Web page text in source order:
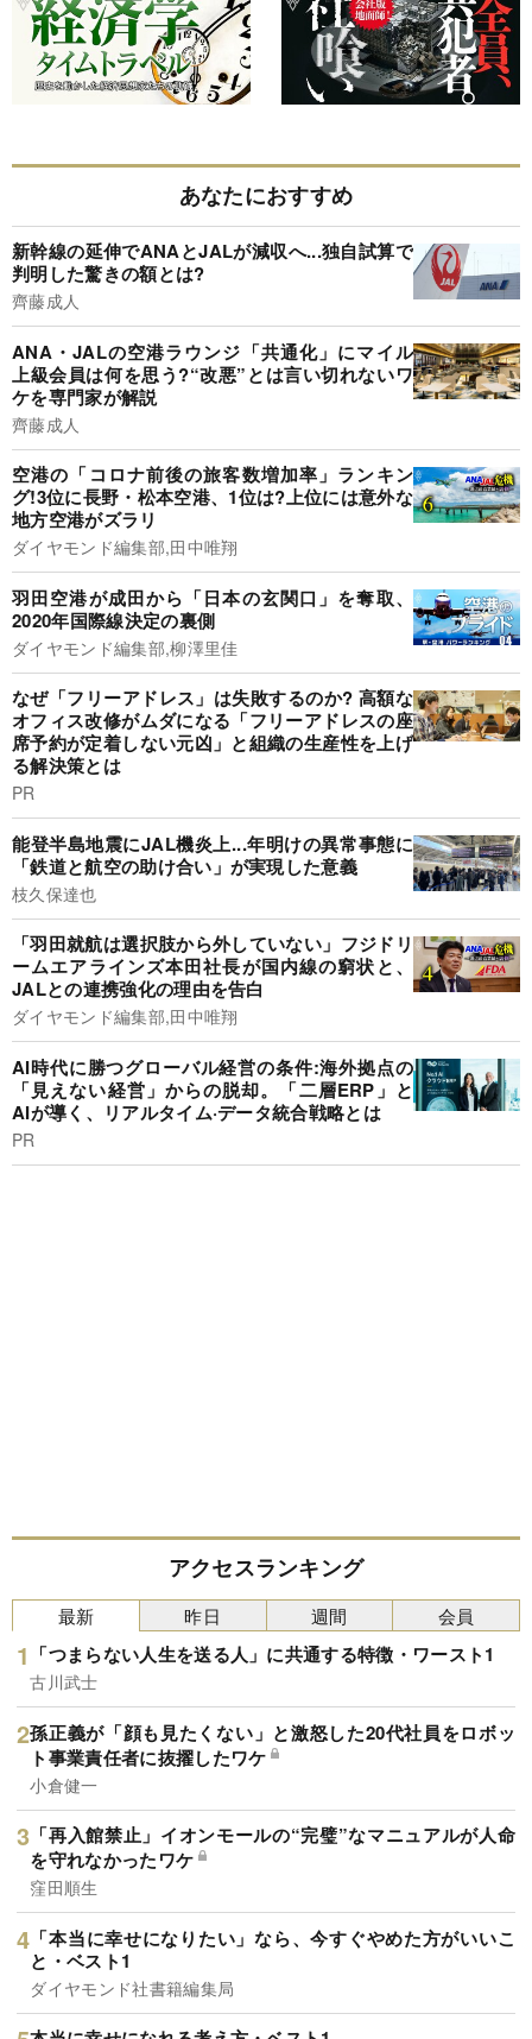
あなたにおすすめ
新幹線の延伸でANAとJALが減収へ...独自試算で
判明した驚きの額とは?
齊藤成人
ANA・JALの空港ラウンジ「共通化」にマイル
上級会員は何を思う?“改悪”とは言い切れないワ
ケを専門家が解説
齊藤成人
空港の「コロナ前後の旅客数増加率」ランキン
グ!3位に長野・松本空港、1位は?上位には意外な
地方空港がズラリ
ダイヤモンド編集部,田中唯翔
羽田空港が成田から「日本の玄関口」を奪取、
2020年国際線決定の裏側
ダイヤモンド編集部,柳澤里佳
なぜ「フリーアドレス」は失敗するのか? 高額な
オフィス改修がムダになる「フリーアドレスの座
席予約が定着しない元凶」と組織の生産性を上げ
る解決策とは
PR
能登半島地震にJAL機炎上...年明けの異常事態に
「鉄道と航空の助け合い」が実現した意義
枝久保達也
「羽田就航は選択肢から外していない」フジドリ
ームエアラインズ本田社長が国内線の窮状と、
JALとの連携強化の理由を告白
ダイヤモンド編集部,田中唯翔
AI時代に勝つグローバル経営の条件:海外拠点の
「見えない経営」からの脱却。「二層ERP」と
AIが導く、リアルタイム·データ統合戦略とは
PR
アクセスランキング
最新
「つまらない人生を送る人」に共通する特徴・ワースト1
古川武士
孫正義が「顔も見たくない」と激怒した20代社員をロボッ
ト事業責任者に抜擢したワケ
小倉健一
「再入館禁止」イオンモールの“完璧”なマニュアルが人命
を守れなかったワケ
窪田順生
「本当に幸せになりたい」なら、今すぐやめた方がいいこ
と・ベスト1
ダイヤモンド社書籍編集局
昨日 週間 会員